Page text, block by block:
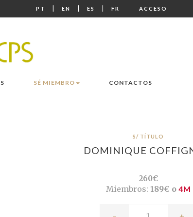
PT | EN | ES | FR ACCESO
SÉ MIEMBRO CONTACTOS
S/ TÍTULO
DOMINIQUE
260€
Miembros: 189€ o 4M